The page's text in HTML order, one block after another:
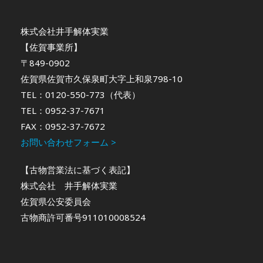
株式会社井手解体実業
【佐賀事業所】
〒849-0902
佐賀県佐賀市久保泉町大字上和泉798-10
TEL：0120-550-773（代表）
TEL：0952-37-7671
FAX：0952-37-7672
お問い合わせフォーム >
【古物営業法に基づく表記】
株式会社 井手解体実業
佐賀県公安委員会
古物商許可番号911010008524